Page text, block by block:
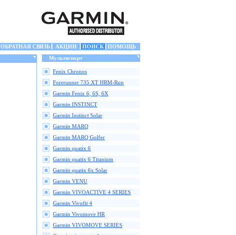
ОБРАТНАЯ СВЯЗЬ АКЦИИ ПОИСК
ПОМОЩЬ
Мультиспорт
Fenix Chronos
Forerunner 735 XT HRM-Run
Garmin Fenix 6, 6S, 6X
Garmin INSTINCT
Garmin Instinct Solar
Garmin MARQ
Garmin MARQ Golfer
Garmin quatix 6
Garmin quatix 6 Titanium
Garmin quatix 6x Solar
Garmin VENU
Garmin VIVOACTIVE 4 SERIES
Garmin Vivofit 4
Garmin Vivomove HR
Garmin VIVOMOVE SERIES